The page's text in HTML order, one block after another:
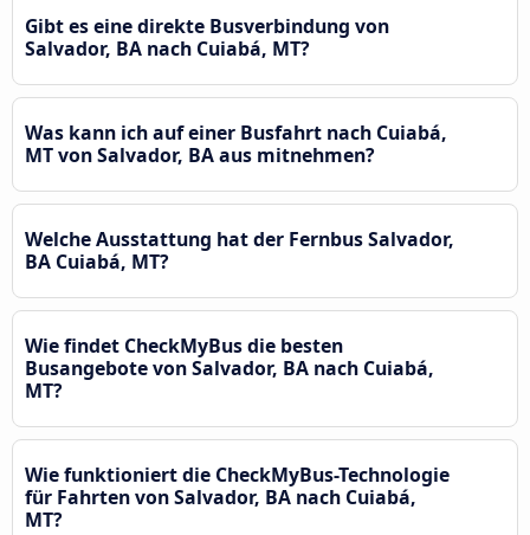
Gibt es eine direkte Busverbindung von
Salvador, BA nach Cuiabá, MT?
Was kann ich auf einer Busfahrt nach Cuiabá,
MT von Salvador, BA aus mitnehmen?
Welche Ausstattung hat der Fernbus Salvador,
BA Cuiabá, MT?
Wie findet CheckMyBus die besten
Busangebote von Salvador, BA nach Cuiabá,
MT?
Wie funktioniert die CheckMyBus-Technologie
für Fahrten von Salvador, BA nach Cuiabá,
MT?